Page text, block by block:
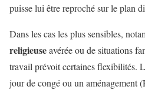
puisse lui être reproché sur le plan
Dans les cas les plus sensibles,
religieuseavérée ou de situations
travail prévoit certaines flexibilités.
jour de congé ou un aménagement